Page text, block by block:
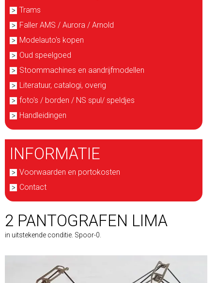
Trams
Faller AMS / Aurora / Arnold
Modelauto's kopen
Oud speelgoed
Stoommachines en aandrijfmodellen
Literatuur, catalogi, overig
foto's / borden / NS spul/ speldjes
Handleidingen
INFORMATIE
Voorwaarden en portokosten
Contact
2 PANTOGRAFEN LIMA
in uitstekende conditie. Spoor-0.